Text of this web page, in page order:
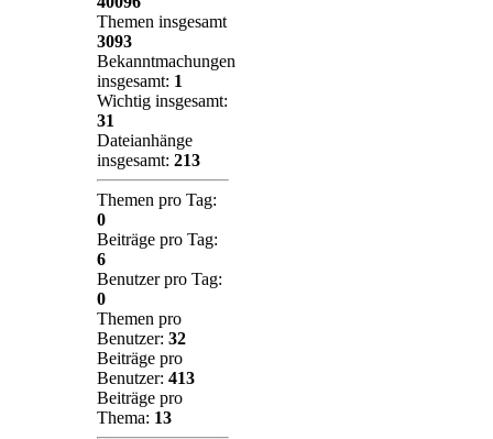
Themen insgesamt
3093
Bekanntmachungen
insgesamt: 1
Wichtig insgesamt:
31
Dateianhänge
insgesamt: 213
Themen pro Tag:
0
Beiträge pro Tag:
6
Benutzer pro Tag:
0
Themen pro
Benutzer: 32
Beiträge pro
Benutzer: 413
Beiträge pro
Thema: 13